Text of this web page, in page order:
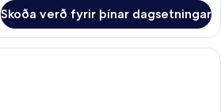
Skoða verð fyrir þínar dagsetningar